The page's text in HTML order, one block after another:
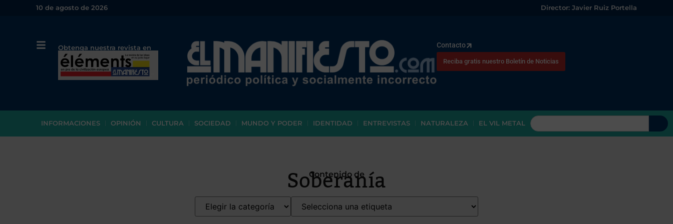
10 de agosto de 2026 Director: Javier Ruiz Portella
Obtenga nuestra revista en
papel o en PDF
Contacto
Reciba gratis nuestro Boletín de Noticias
INFORMACIONES OPINIÓN CULTURA SOCIEDAD MUNDO Y PODER IDENTIDAD ENTREVISTAS NATURALEZA EL VIL METAL
Contenido de
Soberanía